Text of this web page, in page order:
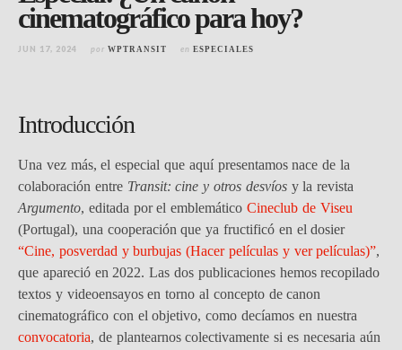
cinematográfico para hoy?
JUN 17, 2024 por WPTRANSIT en ESPECIALES
Introducción
Una vez más, el especial que aquí presentamos nace de la
colaboración entre Transit: cine y otros desvíosy la revista
Argumento, editada por el emblemáticoCineclub de Viseu
(Portugal), una cooperación que ya fructificó en el dosier
“Cine, posverdad y burbujas (Hacer películas y ver películas)”,
que apareció en 2022. Las dos publicaciones hemos recopilado
textos y videoensayos en torno al concepto de canon
cinematográfico con el objetivo, como decíamos en nuestra
convocatoria, de plantearnos colectivamente si es necesaria aún